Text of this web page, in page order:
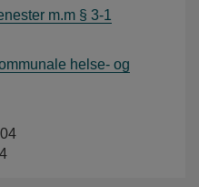
m.m § 3-1
helse- og